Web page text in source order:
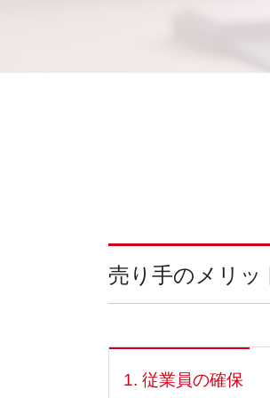
売り手のメリッ
1. 従業員の確保